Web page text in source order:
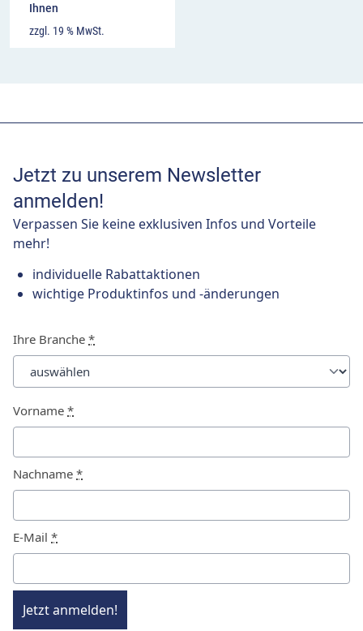
Ihnen
zzgl. 19 % MwSt.
Jetzt zu unserem Newsletter
anmelden!
Verpassen Sie keine exklusiven Infos und Vorteile
mehr!
individuelle Rabattaktionen
wichtige Produktinfos und -änderungen
Ihre Branche *
Vorname *
Nachname *
E-Mail *
Jetzt anmelden!